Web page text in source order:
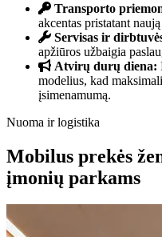
Transporto
akcentas pristatant
Servisas ir
apžiūros užbaigia
Atvirų durų diena:
modelius, kad
įsimenamumą.
Nuoma ir logistika
Mobilus prekės
įmonių parkams